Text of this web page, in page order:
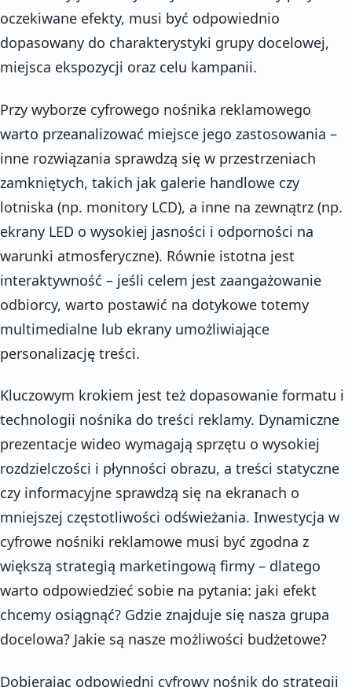
oczekiwane efekty, musi być odpowiednio
dopasowany do charakterystyki grupy docelowej,
miejsca ekspozycji oraz celu kampanii.
Przy wyborze cyfrowego nośnika reklamowego
warto przeanalizować miejsce jego zastosowania –
inne rozwiązania sprawdzą się w przestrzeniach
zamkniętych, takich jak galerie handlowe czy
lotniska (np. monitory LCD), a inne na zewnątrz (np.
ekrany LED o wysokiej jasności i odporności na
warunki atmosferyczne). Równie istotna jest
interaktywność – jeśli celem jest zaangażowanie
odbiorcy, warto postawić na dotykowe totemy
multimedialne lub ekrany umożliwiające
personalizację treści.
Kluczowym krokiem jest też dopasowanie formatu i
technologii nośnika do treści reklamy. Dynamiczne
prezentacje wideo wymagają sprzętu o wysokiej
rozdzielczości i płynności obrazu, a treści statyczne
czy informacyjne sprawdzą się na ekranach o
mniejszej częstotliwości odświeżania. Inwestycja w
cyfrowe nośniki reklamowe musi być zgodna z
większą strategią marketingową firmy – dlatego
warto odpowiedzieć sobie na pytania: jaki efekt
chcemy osiągnąć? Gdzie znajduje się nasza grupa
docelowa? Jakie są nasze możliwości budżetowe?
Dobierając odpowiedni cyfrowy nośnik do strategii